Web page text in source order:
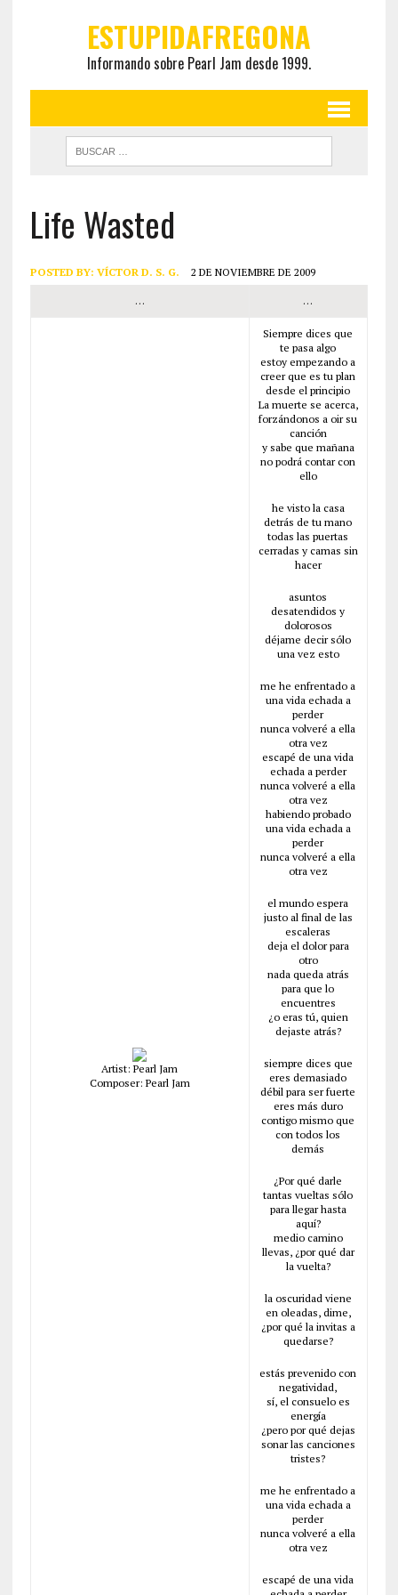
ESTUPIDAFREGONA
Informando sobre Pearl Jam desde 1999.
Life Wasted
POSTED BY: VÍCTOR D. S. G. 2 DE NOVIEMBRE DE 2009
… …
Artist: Pearl Jam
Composer: Pearl Jam
Siempre dices que
te pasa algo
estoy empezando a
creer que es tu plan
desde el principio
La muerte se acerca,
forzándonos a oir su
canción
y sabe que mañana
no podrá contar con
ello
he visto la casa
detrás de tu mano
todas las puertas
cerradas y camas sin
hacer
asuntos
desatendidos y
dolorosos
déjame decir sólo
una vez esto
me he enfrentado a
una vida echada a
perder
nunca volveré a ella
otra vez
escapé de una vida
echada a perder
nunca volveré a ella
otra vez
habiendo probado
una vida echada a
perder
nunca volveré a ella
otra vez
el mundo espera
justo al final de las
escaleras
deja el dolor para
otro
nada queda atrás
para que lo
encuentres
¿o eras tú, quien
dejaste atrás?
siempre dices que
eres demasiado
débil para ser fuerte
eres más duro
contigo mismo que
con todos los
demás
¿Por qué darle
tantas vueltas sólo
para llegar hasta
aquí?
medio camino
llevas, ¿por qué dar
la vuelta?
la oscuridad viene
en oleadas, dime,
¿por qué la invitas a
quedarse?
estás prevenido con
negatividad,
sí, el consuelo es
energía
¿pero por qué dejas
sonar las canciones
tristes?
me he enfrentado a
una vida echada a
perder
nunca volveré a ella
otra vez
escapé de una vida